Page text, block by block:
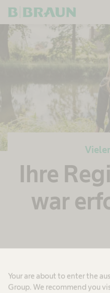
Your are about to enter the
Group. We recommend you
Ihre
war